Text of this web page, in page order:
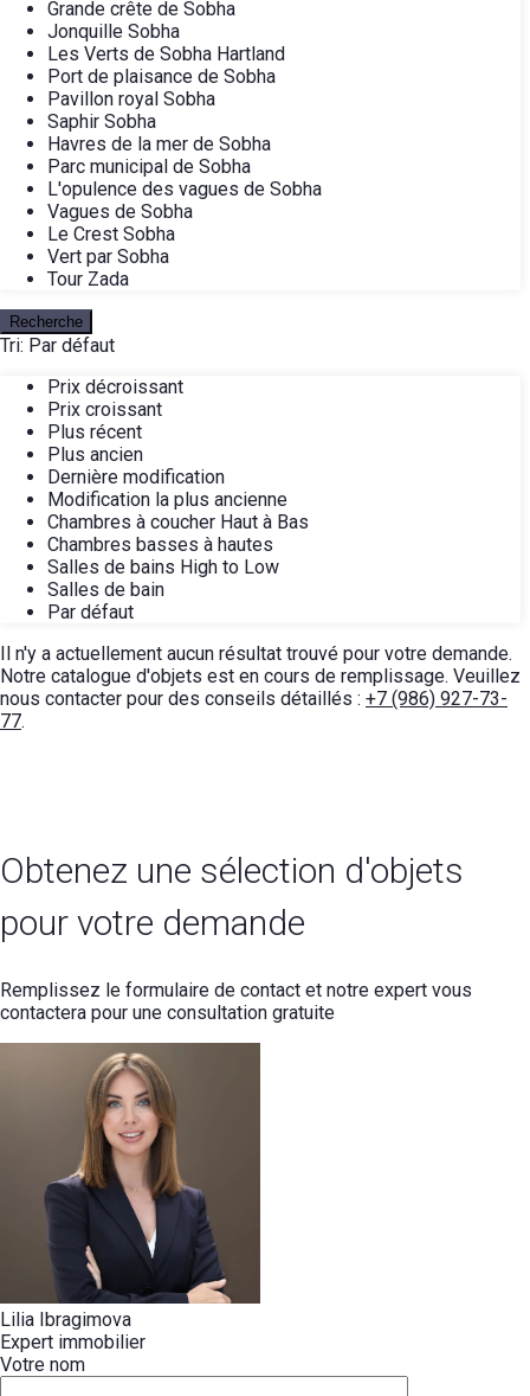
Grande crête de Sobha
Jonquille Sobha
Les Verts de Sobha Hartland
Port de plaisance de Sobha
Pavillon royal Sobha
Saphir Sobha
Havres de la mer de Sobha
Parc municipal de Sobha
L'opulence des vagues de Sobha
Vagues de Sobha
Le Crest Sobha
Vert par Sobha
Tour Zada
Recherche
Tri: Par défaut
Prix décroissant
Prix croissant
Plus récent
Plus ancien
Dernière modification
Modification la plus ancienne
Chambres à coucher Haut à Bas
Chambres basses à hautes
Salles de bains High to Low
Salles de bain
Par défaut
Il n'y a actuellement aucun résultat trouvé pour votre demande.
Notre catalogue d'objets est en cours de remplissage. Veuillez
nous contacter pour des conseils détaillés : +7 (986) 927-73-
77.
Obtenez une sélection d'objets
pour votre demande
Remplissez le formulaire de contact et notre expert vous
contactera pour une consultation gratuite
Lilia Ibragimova
Expert immobilier
Votre nom